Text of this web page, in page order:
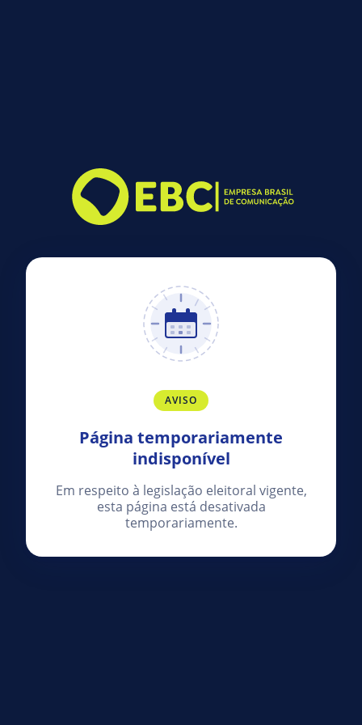
AVISO
Página temporariamente
indisponível
Em respeito à legislação eleitoral vigente,
esta página está desativada
temporariamente.